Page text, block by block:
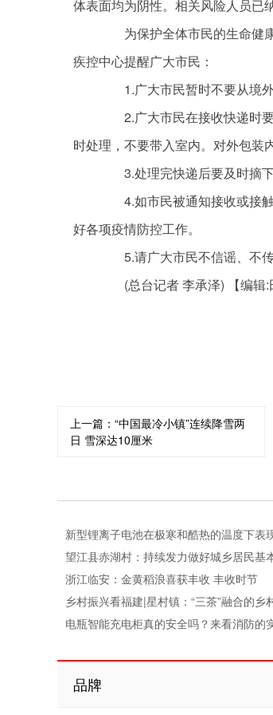
体表面均为阴性。相关风险人员已
为保护全体市民的生命健康
疾控中心提醒广大市民：
1.广大市民暂时不要从境外
2.广大市民在接收快递时要
时处理，不要带入室内。对外包装
3.处理完快递后要及时摘下
4.如市民被通知接收或接触
好各项疫情防控工作。
5.请广大市民不信谣、不传
(总台记者 李承泽)
【编辑
上一篇： “中国最冷小镇”连续降雪两
日 雪深达10厘米
新型锂离子电池在极寒和酷热的温度下表
望江县赤湖村：持续发力做好城乡居民基
浙江临安：金黄稻浪喜获丰收 丰收时节
乡村振兴看福建|星村镇：“三茶”融合的乡
电瓶智能充电柜真的安全吗？来看消防的
品牌